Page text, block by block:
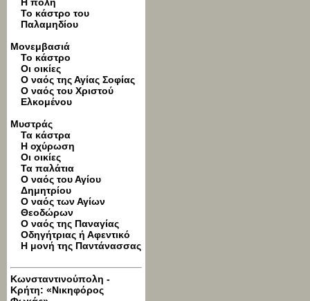
Το κάστρο του
Παλαμηδίου
Μονεμβασιά
Το κάστρο
Οι οικίες
Ο ναός της Αγίας Σοφίας
Ο ναός του Χριστού
Ελκομένου
Μυστράς
Τα κάστρα
Η οχύρωση
Οι οικίες
Τα παλάτια
Ο ναός του Αγίου
Δημητρίου
Ο ναός των Αγίων
Θεοδώρων
O ναός της Παναγίας
Οδηγήτριας ή Αφεντικό
Η μονή της Παντάνασσας
Κωνσταντινούπολη -
Κρήτη: «Νικηφόρος